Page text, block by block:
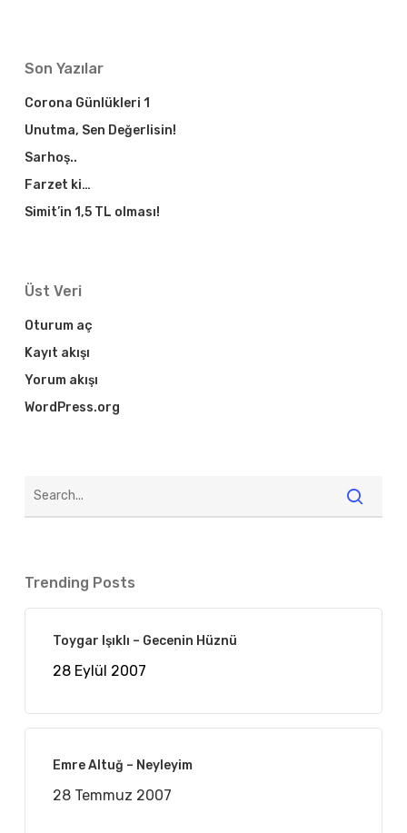
Son Yazılar
Corona Günlükleri 1
Unutma, Sen Değerlisin!
Sarhoş..
Farzet ki…
Simit’in 1,5 TL olması!
Üst Veri
Oturum aç
Kayıt akışı
Yorum akışı
WordPress.org
Trending Posts
Toygar Işıklı – Gecenin Hüznü
28 Eylül 2007
Emre Altuğ – Neyleyim
28 Temmuz 2007